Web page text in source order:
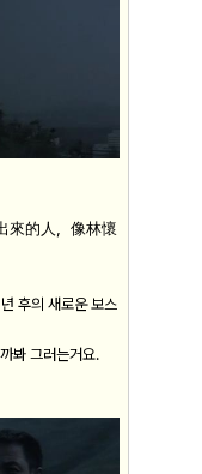
來的人，像林懷
후의 새로운 보스
봐 그러는거요.